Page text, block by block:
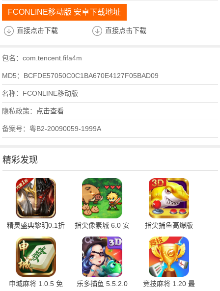
FCONLINE移动版 安卓下载地址
直接点击下载 直接点击下载
包名：com.tencent.fifa4m
MD5：BCFDE57050C0C1BA670E4127F05BAD09
名称：FCONLINE移动版
隐私政策： 点击查看
备案号：粤B2-20090059-1999A
精彩发现
精灵盛典黎明0.1折
1.00.00 官方版
指尖像素城 6.0 安
卓版
指尖捕鱼高爆版
10.3.46.4.0 手机版
申城麻将 1.0.5 免
乐多捕鱼 5.5.2.0
竞技麻将 1.20 最